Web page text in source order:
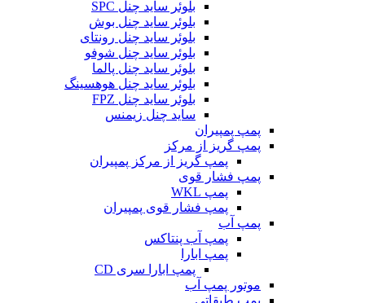
بلوئر ساید چنل SPC
بلوئر ساید چنل بوش
بلوئر ساید چنل رونتای
بلوئر ساید چنل شوفو
بلوئر ساید چنل پالما
بلوئر ساید چنل هوهسینگ
بلوئر ساید چنل FPZ
ساید چنل زیمنس
پمپ پمپیران
پمپ گریز از مرکز
پمپ گریز از مرکز پمپیران
پمپ فشار قوی
پمپ WKL
پمپ فشار قوی پمپیران
پمپ آب
پمپ آب پنتاکس
پمپ ابارا
پمپ ابارا سری CD
موتور پمپ آب
پمپ طبقاتی